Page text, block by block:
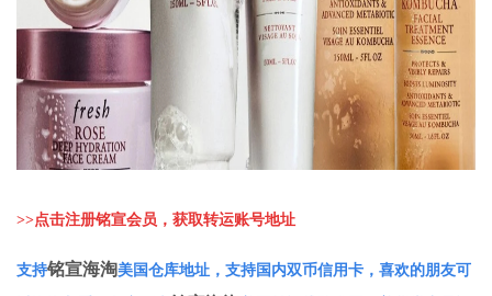
>>点击注册铭宣会员，获取转运账号地址
支持铭宣海淘美国仓库地址，支持国内双币信用卡，喜欢的朋友可